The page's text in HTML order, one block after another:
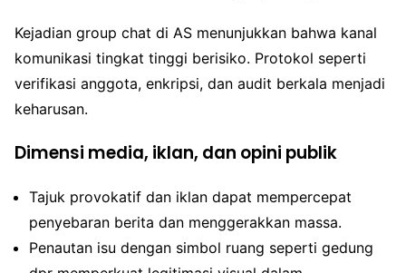
Kejadian group chat di AS menunjukkan bahwa kanal
komunikasi tingkat tinggi berisiko. Protokol seperti
verifikasi anggota, enkripsi, dan audit berkala menjadi
keharusan.
Dimensi media, iklan, dan opini publik
Tajuk provokatif dan iklan dapat mempercepat
penyebaran berita dan menggerakkan massa.
Penautan isu dengan simbol ruang seperti gedung